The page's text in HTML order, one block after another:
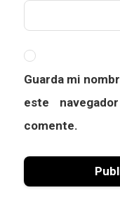
Guarda mi
este
comente.